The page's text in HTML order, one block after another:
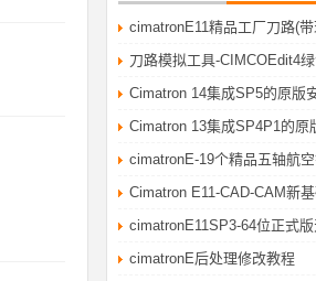
cimatronE11精品工厂刀路(
刀路模拟工具-CIMCOEdit4
cimatronE-19个精品五轴航
Cimatron E11-CAD-CAM新基
cimatronE11SP3-64位正式
cimatronE后处理修改教程